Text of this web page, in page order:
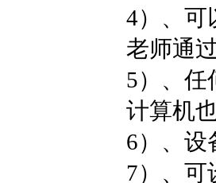
4）、可
老师通
5）、任
计算机
6）、设
7）、可